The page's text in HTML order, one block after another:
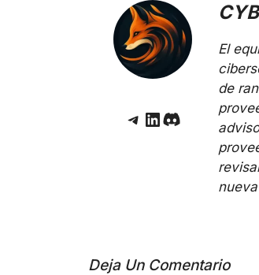
Telegram
LinkedIn
Discord
El
de
Deja Un Comentario